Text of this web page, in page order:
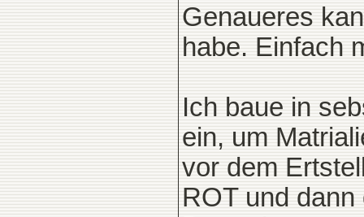
Genaueres
habe. Einfach
Ich baue in
ein, um
vor dem
ROT und